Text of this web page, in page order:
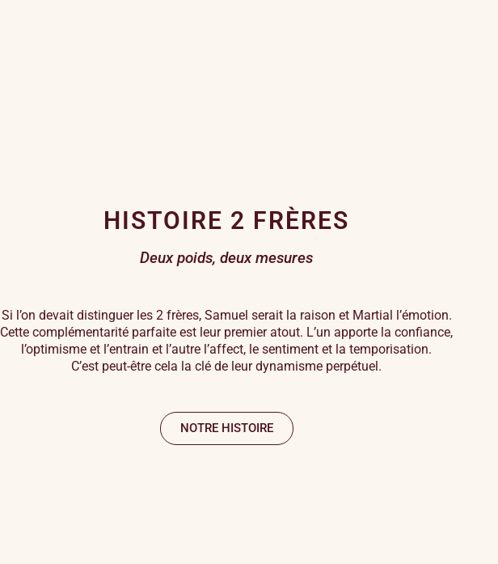
HISTOIRE 2 FRÈRES
Deux poids, deux mesures
Si l’on devait distinguer les 2 frères, Samuel serait la raison et Martial l’émotion.
Cette complémentarité parfaite est leur premier atout. L’un apporte la confiance,
l’optimisme et l’entrain et l’autre l’affect, le sentiment et la temporisation.
C’est peut-être cela la clé de leur dynamisme perpétuel.
NOTRE HISTOIRE